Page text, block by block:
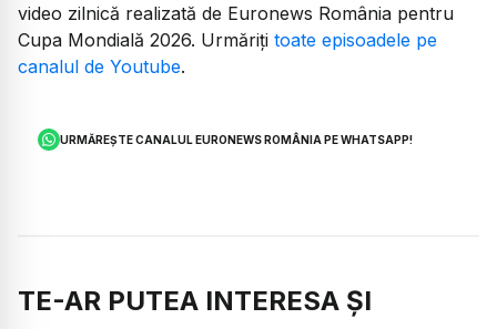
video zilnică realizată de Euronews România pentru
Cupa Mondială 2026. Urmăriți toate episoadele pe
canalul de Youtube.
URMĂREȘTE CANALUL EURONEWS ROMÂNIA PE WHATSAPP!
TE-AR PUTEA INTERESA ȘI